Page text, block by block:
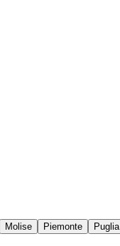
Molise Piemonte Puglia